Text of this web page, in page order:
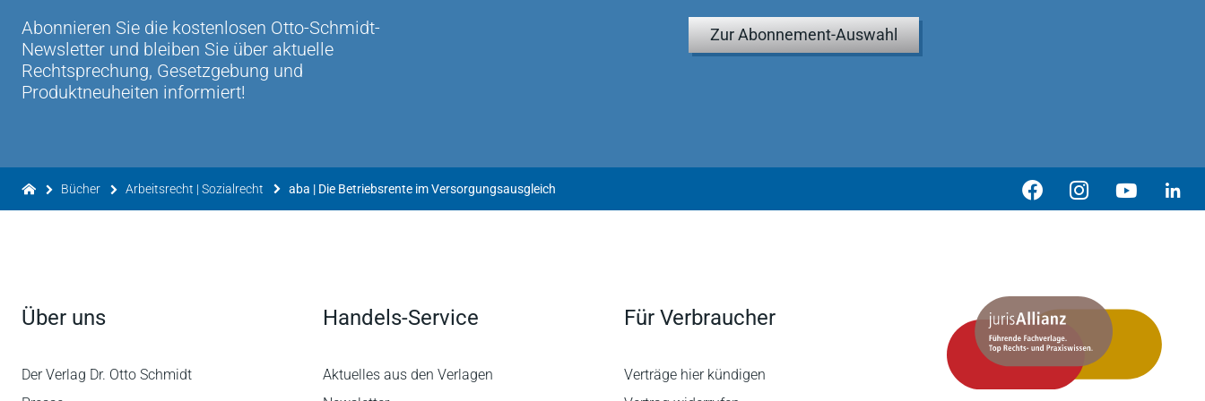
Abonnieren Sie die kostenlosen Otto-Schmidt-
Newsletter und bleiben Sie über aktuelle
Rechtsprechung, Gesetzgebung und
Produktneuheiten informiert!
Zur Abonnement-Auswahl
Bücher Arbeitsrecht | Sozialrecht aba | Die Betriebsrente im Versorgungsausgleich
Über uns
Der Verlag Dr. Otto Schmidt
Handels-Service
Aktuelles aus den Verlagen
Für Verbraucher
Verträge hier kündigen